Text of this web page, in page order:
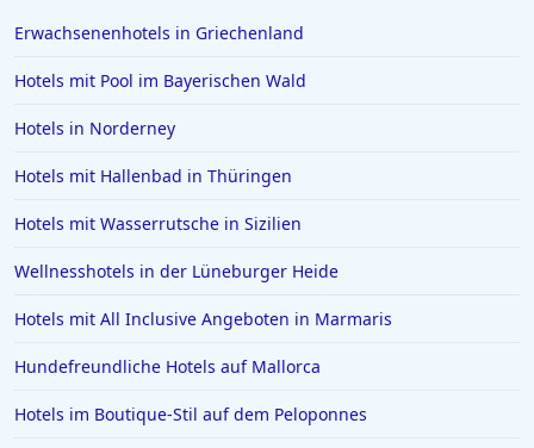
Hotels in Bad Zwischenahn
Hotels in Obertauern
Hotels in Suhl
Hotels in Papenburg
Hotels in der Eifel
Hotels in Filderstadt
Erwachsenenhotels in Griechenland
Hotels mit Pool im Bayerischen Wald
Hotels in Norderney
Hotels mit Hallenbad in Thüringen
Hotels mit Wasserrutsche in Sizilien
Wellnesshotels in der Lüneburger Heide
Hotels mit All Inclusive Angeboten in Marmaris
Hundefreundliche Hotels auf Mallorca
Hotels im Boutique-Stil auf dem Peloponnes